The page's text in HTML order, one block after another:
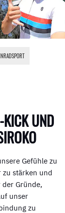
UND
Gefühle zu
zu stärken und
Gründe,
unser
zu